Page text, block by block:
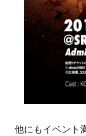
他にもイベント